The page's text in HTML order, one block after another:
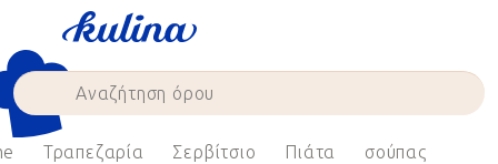
content
Τραπεζαρία Σερβίτσιο Πιάτα σούπας